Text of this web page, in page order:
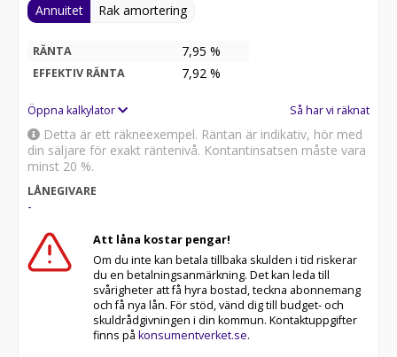
Annuitet Rak amortering
RÄNTA 7,95 %
EFFEKTIV RÄNTA 7,92 %
Öppna kalkylator Så har vi räknat
Detta är ett räkneexempel. Räntan är indikativ, hör med
din säljare för exakt räntenivå. Kontantinsatsen måste vara
minst 20 %.
LÅNEGIVARE
-
Att låna kostar pengar!
Om du inte kan betala tillbaka skulden i tid riskerar
du en betalningsanmärkning. Det kan leda till
svårigheter att få hyra bostad, teckna abonnemang
och få nya lån. För stöd, vänd dig till budget- och
skuldrådgivningen i din kommun. Kontaktuppgifter
finns på konsumentverket.se.